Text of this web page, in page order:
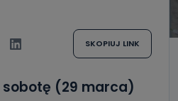
SKOPIUJ LINK
(29 marca)